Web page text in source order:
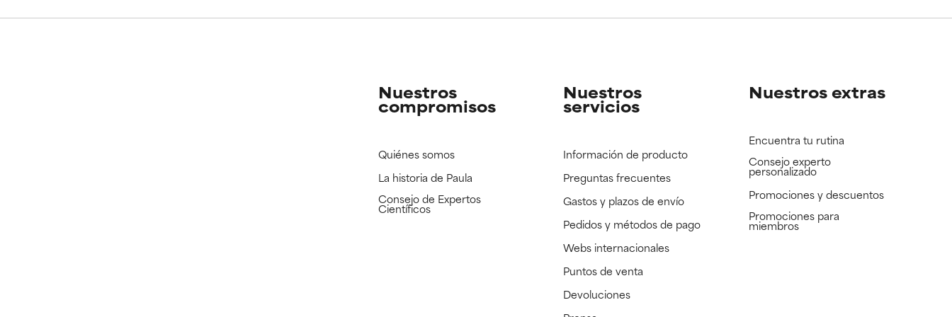
Ingrediente registrado, pero con la información científica disponible pendiente de revisar.
Ingrediente registrado, pero con la información científica disponible pendiente de revisar.
Nuestros
compromisos
Quiénes somos
La historia de Paula
Consejo de Expertos
Científicos
Nuestros
servicios
Información de producto
Preguntas frecuentes
Gastos y plazos de envío
Pedidos y métodos de pago
Webs internacionales
Puntos de venta
Devoluciones
Nuestros extras
Encuentra tu rutina
Consejo experto
personalizado
Promociones y descuentos​
Promociones para
miembros